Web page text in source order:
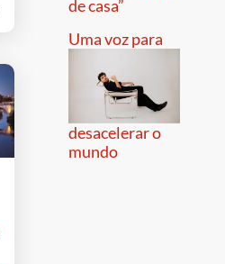
de casa”
Uma voz para
desacelerar o
mundo